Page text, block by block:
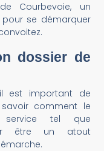
Courbevoie, un
se démarquer
dossier de
est important de
comment le
service tel que
être un atout